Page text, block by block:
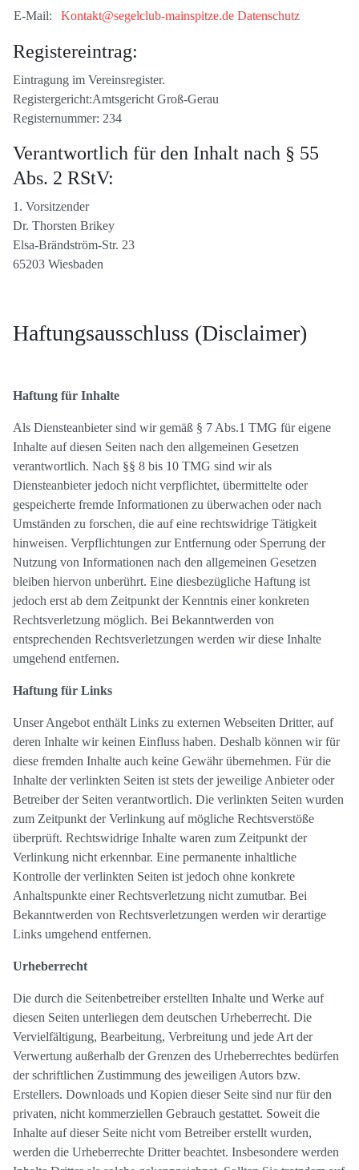
E-Mail: Kontakt@segelclub-mainspitze.de Datenschutz
Registereintrag:
Eintragung im Vereinsregister.
Registergericht:Amtsgericht Groß-Gerau
Registernummer: 234
Verantwortlich für den Inhalt nach § 55
Abs. 2 RStV:
1. Vorsitzender
Dr. Thorsten Brikey
Elsa-Brändström-Str. 23
65203 Wiesbaden
Haftungsausschluss (Disclaimer)
Haftung für Inhalte
Als Diensteanbieter sind wir gemäß § 7 Abs.1 TMG für eigene
Inhalte auf diesen Seiten nach den allgemeinen Gesetzen
verantwortlich. Nach §§ 8 bis 10 TMG sind wir als
Diensteanbieter jedoch nicht verpflichtet, übermittelte oder
gespeicherte fremde Informationen zu überwachen oder nach
Umständen zu forschen, die auf eine rechtswidrige Tätigkeit
hinweisen. Verpflichtungen zur Entfernung oder Sperrung der
Nutzung von Informationen nach den allgemeinen Gesetzen
bleiben hiervon unberührt. Eine diesbezügliche Haftung ist
jedoch erst ab dem Zeitpunkt der Kenntnis einer konkreten
Rechtsverletzung möglich. Bei Bekanntwerden von
entsprechenden Rechtsverletzungen werden wir diese Inhalte
umgehend entfernen.
Haftung für Links
Unser Angebot enthält Links zu externen Webseiten Dritter, auf
deren Inhalte wir keinen Einfluss haben. Deshalb können wir für
diese fremden Inhalte auch keine Gewähr übernehmen. Für die
Inhalte der verlinkten Seiten ist stets der jeweilige Anbieter oder
Betreiber der Seiten verantwortlich. Die verlinkten Seiten wurden
zum Zeitpunkt der Verlinkung auf mögliche Rechtsverstöße
überprüft. Rechtswidrige Inhalte waren zum Zeitpunkt der
Verlinkung nicht erkennbar. Eine permanente inhaltliche
Kontrolle der verlinkten Seiten ist jedoch ohne konkrete
Anhaltspunkte einer Rechtsverletzung nicht zumutbar. Bei
Bekanntwerden von Rechtsverletzungen werden wir derartige
Links umgehend entfernen.
Urheberrecht
Die durch die Seitenbetreiber erstellten Inhalte und Werke auf
diesen Seiten unterliegen dem deutschen Urheberrecht. Die
Vervielfältigung, Bearbeitung, Verbreitung und jede Art der
Verwertung außerhalb der Grenzen des Urheberrechtes bedürfen
der schriftlichen Zustimmung des jeweiligen Autors bzw.
Erstellers. Downloads und Kopien dieser Seite sind nur für den
privaten, nicht kommerziellen Gebrauch gestattet. Soweit die
Inhalte auf dieser Seite nicht vom Betreiber erstellt wurden,
werden die Urheberrechte Dritter beachtet. Insbesondere werden